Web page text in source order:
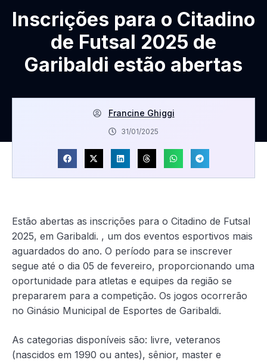
Inscrições para o Citadino
de Futsal 2025 de
Garibaldi estão abertas
Francine Ghiggi
31/01/2025
Estão abertas as inscrições para o Citadino de Futsal
2025, em Garibaldi. , um dos eventos esportivos mais
aguardados do ano. O período para se inscrever
segue até o dia 05 de fevereiro, proporcionando uma
oportunidade para atletas e equipes da região se
prepararem para a competição. Os jogos ocorrerão
no Ginásio Municipal de Esportes de Garibaldi.
As categorias disponíveis são: livre, veteranos
(nascidos em 1990 ou antes), sênior, master e